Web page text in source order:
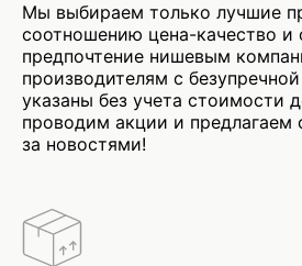
Мы выбираем только лучшие
соотношению цена-качество и
предпочтение нишевым
производителям с
указаны без учета стоимости
проводим акции и предлагаем
за новостями!